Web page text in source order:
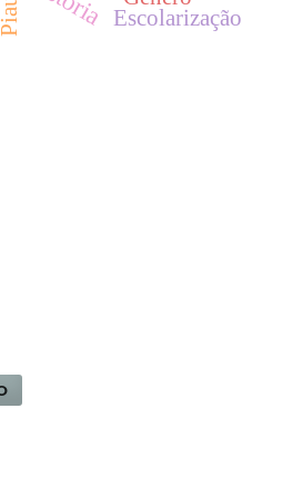
Escolarização
Piauí